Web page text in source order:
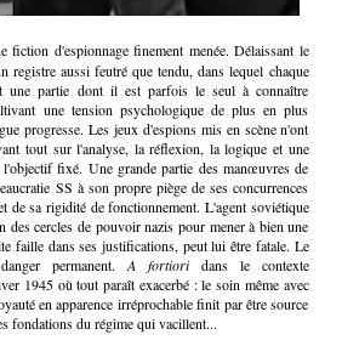
fiction d'espionnage finement menée. Délaissant le
registre aussi feutré que tendu, dans lequel chaque
une partie dont il est parfois le seul à connaître
une tension psychologique de plus en plus
progresse. Les jeux d'espions mis en scène n'ont
tout sur l'analyse, la réflexion, la logique et une
fixé. Une grande partie des manœuvres de
SS à son propre piège de ses concurrences
de sa rigidité de fonctionnement. L'agent soviétique
des cercles de pouvoir nazis pour mener à bien une
faille dans ses justifications, peut lui être fatale. Le
permanent.A fortioridans le contexte
1945 où tout paraît exacerbé : le soin même avec
en apparence irréprochable finit par être source
fondations du régime qui vacillent...